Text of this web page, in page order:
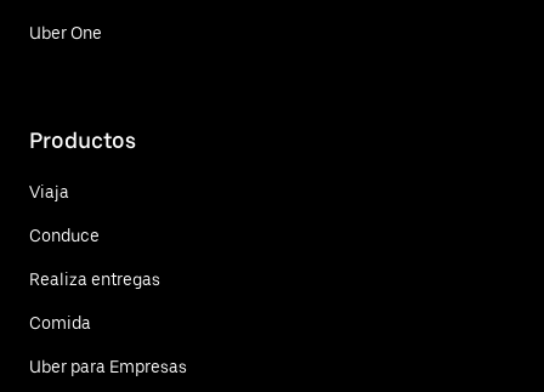
Uber One
Productos
Viaja
Conduce
Realiza entregas
Comida
Uber para Empresas